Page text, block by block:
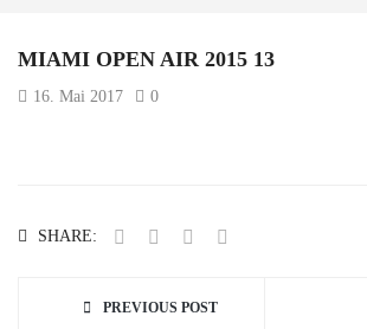
MIAMI OPEN AIR 2015 13
16. Mai 2017 0
SHARE:
PREVIOUS POST